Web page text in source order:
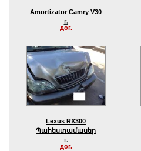
Amortizator Camry V30
г.
дог.
Lexus RX300
Պահեստամասեր
г.
дог.